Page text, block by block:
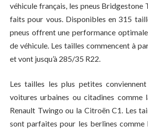
véhicule français, les pneus Bridgestone
faits pour vous. Disponibles en 315
pneus offrent une performance
de véhicule. Les tailles commencent à
et vont jusqu’à 285/35 R22.
Les tailles les plus petites
voitures urbaines ou citadines comme
Renault Twingo ou la Citroën C1. Les
sont parfaites pour les berlines comme